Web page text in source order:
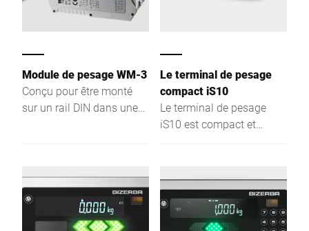
Module de pesage WM-3
Conçu pour être monté
sur un rail DIN dans une
Le terminal de pesage
compact iS10
Le terminal de pesage
iS10 est compact et
que la vérification, la
préparation de
commandes, l'emballage,